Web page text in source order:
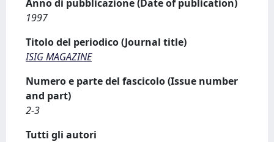
Anno di pubblicazione (Date of publication)
1997
Titolo del periodico (Journal title)
ISIG MAGAZINE
Numero e parte del fascicolo (Issue number
and part)
2-3
Tutti gli autori